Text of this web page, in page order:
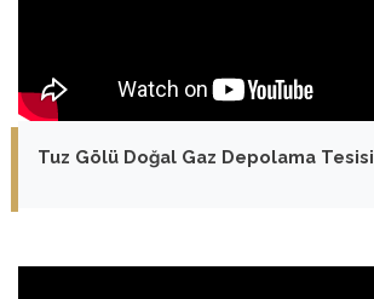
Tuz Gölü Doğal Gaz Depolama Tesisi